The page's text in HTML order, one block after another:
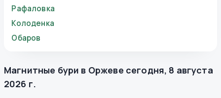
Рафаловка
Колоденка
Обаров
Магнитные бури в Оржеве сегодня, 8 августа
2026 г.